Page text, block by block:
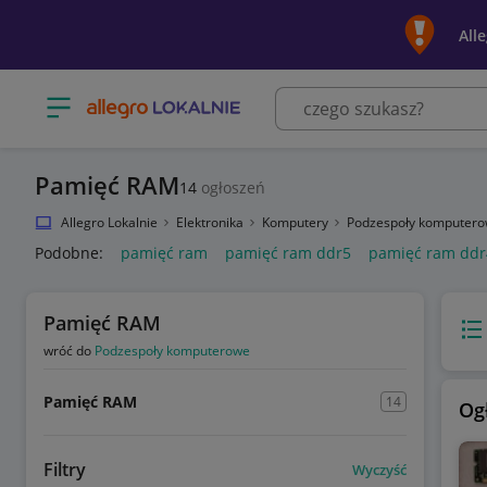
Otwórz menu z kategoriami
Pamięć RAM14 ogłoszeń
Allegro Lokalnie Elektronika Komputery Podzespoły
Podobne: pamięć ram pamięć ram ddr5 pamięć ram
Pamięć RAM
wróć do Podzespoły komputerowe
Pamięć RAM 14
Filtry Wyczyść